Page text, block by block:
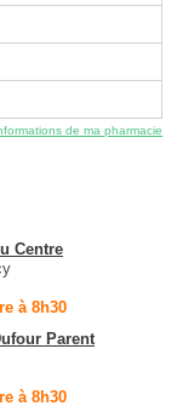
de ma pharmacie
Centre
à 8h30
Parent
à 8h30